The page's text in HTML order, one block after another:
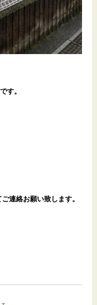
す。
連絡お願い致します。